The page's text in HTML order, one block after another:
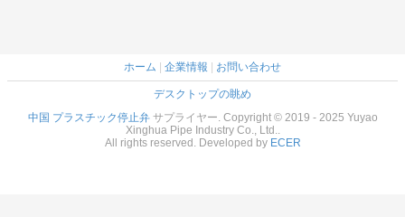
ホーム 企業情報 お問い合わせ
デスクトップの眺め
中国 プラスチック停止弁サプライヤー. Copyright © 2019 - 2025 Yuyao
Xinghua Pipe Industry Co., Ltd..
All rights reserved. Developed by ECER